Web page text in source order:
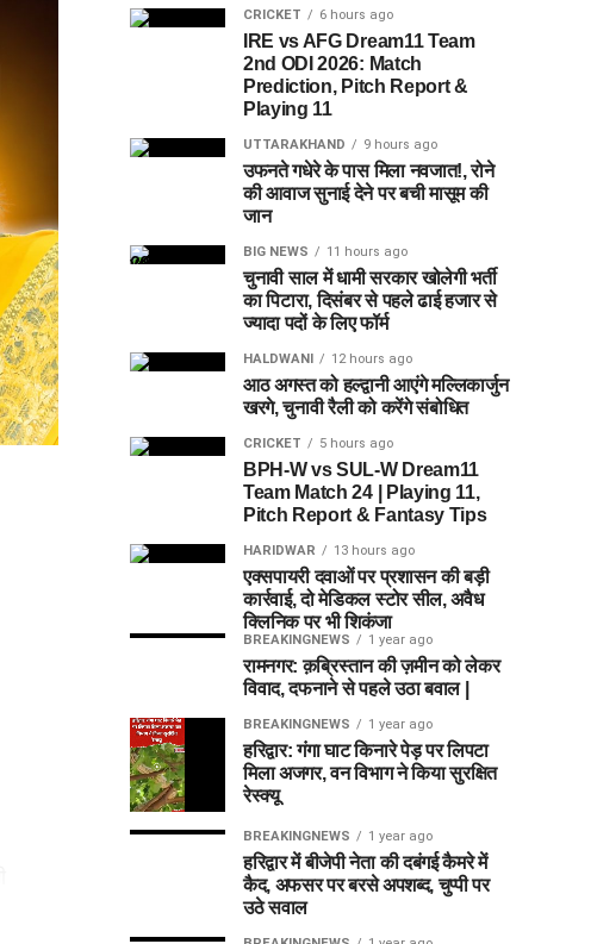
CRICKET 6 hours ago
IRE vs AFG Dream11 Team
2nd ODI 2026: Match
Prediction, Pitch Report &
Playing 11
UTTARAKHAND 9 hours ago
उफनते गधेरे के पास मिला नवजात!, रोने
की आवाज सुनाई देने पर बची मासूम की
जान
BIG NEWS 11 hours ago
चुनावी साल में धामी सरकार खोलेगी भर्ती
का पिटारा, दिसंबर से पहले ढाई हजार से
ज्यादा पदों के लिए फॉर्म
HALDWANI 12 hours ago
आठ अगस्त को हल्द्वानी आएंगे मल्लिकार्जुन
खरगे, चुनावी रैली को करेंगे संबोधित
CRICKET 5 hours ago
BPH-W vs SUL-W Dream11
Team Match 24 | Playing 11,
Pitch Report & Fantasy Tips
HARIDWAR 13 hours ago
एक्सपायरी दवाओं पर प्रशासन की बड़ी
कार्रवाई, दो मेडिकल स्टोर सील, अवैध
क्लिनिक पर भी शिकंजा
BREAKINGNEWS 1 year ago
रामनगर: क़ब्रिस्तान की ज़मीन को लेकर
विवाद, दफनाने से पहले उठा बवाल |
BREAKINGNEWS 1 year ago
हरिद्वार: गंगा घाट किनारे पेड़ पर लिपटा
मिला अजगर, वन विभाग ने किया सुरक्षित
रेस्क्यू
BREAKINGNEWS 1 year ago
हरिद्वार में बीजेपी नेता की दबंगई कैमरे में
कैद, अफसर पर बरसे अपशब्द, चुप्पी पर
उठे सवाल